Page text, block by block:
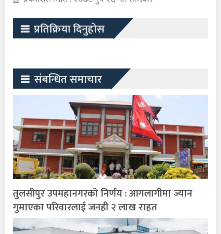
प्रतिक्रिया दिनुहोस
संबन्धित समाचार
तुलसीपुर उपमहानगरको निर्णय : आगलागीमा ज्यान
गुमाएका परिवारलाई जनही २ लाख राहत